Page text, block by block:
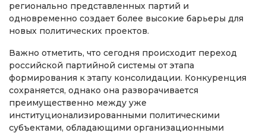
регионально представленных партий и
одновременно создает более высокие барьеры для
новых политических проектов.
Важно отметить, что сегодня происходит переход
российской партийной системы от этапа
формирования к этапу консолидации. Конкуренция
сохраняется, однако она разворачивается
преимущественно между уже
институционализированными политическими
субъектами, обладающими организационными